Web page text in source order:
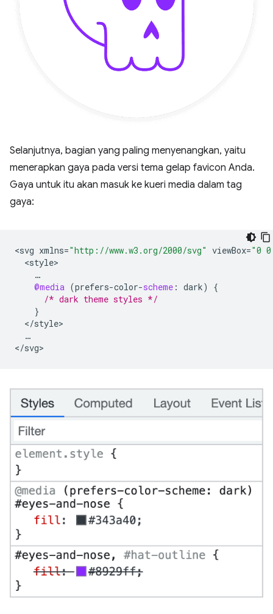
Selanjutnya, bagian yang paling menyenangkan, yaitu
menerapkan gaya pada versi tema gelap favicon Anda.
Gaya untuk itu akan masuk ke kueri media dalam tag
gaya:
<svg xmlns="http://www.w3.org/2000/svg" viewBox="0 0
<style
…
@media (prefers-color-scheme : dark)
{
/* dark theme styles */
}
</style
…
</svg